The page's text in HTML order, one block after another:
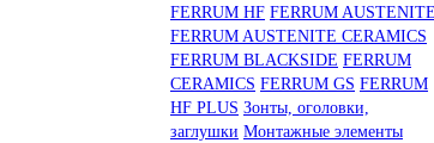
FERRUM HF FERRUM AUSTENITE
FERRUM AUSTENITE CERAMICS
FERRUM BLACKSIDE FERRUM
CERAMICS FERRUM GS FERRUM
HF PLUS Зонты, оголовки,
заглушки Монтажные элементы